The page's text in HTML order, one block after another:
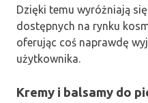
Dzięki temu wyróżniają
dostępnych na rynku
oferując coś naprawdę
użytkownika.
Kremy i balsamy do